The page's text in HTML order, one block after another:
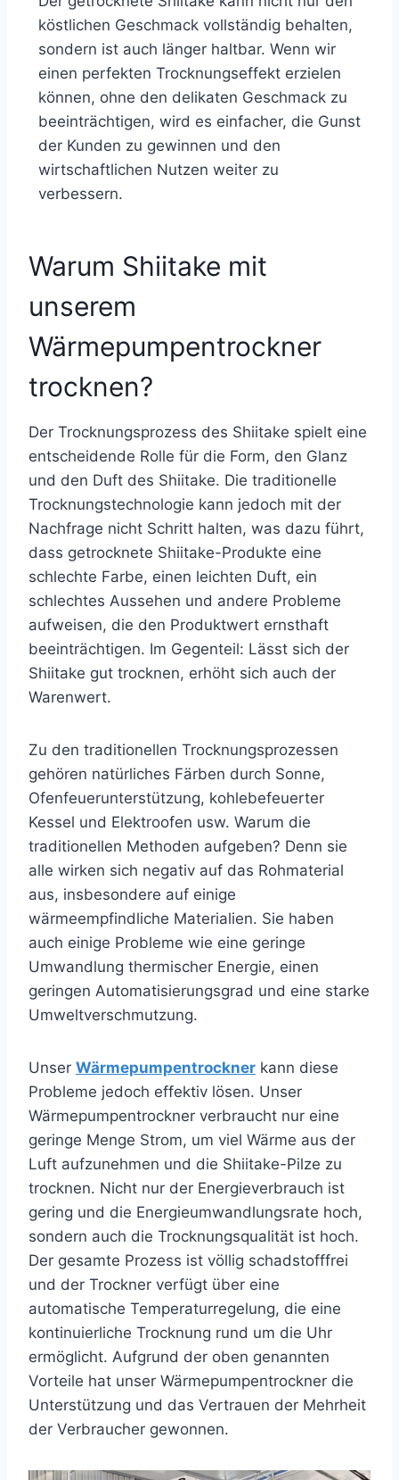
köstlichen Geschmack vollständig behalten,
sondern ist auch länger haltbar. Wenn wir
einen perfekten Trocknungseffekt erzielen
können, ohne den delikaten Geschmack zu
beeinträchtigen, wird es einfacher, die Gunst
der Kunden zu gewinnen und den
wirtschaftlichen Nutzen weiter zu
verbessern.
Warum Shiitake mit
unserem
Wärmepumpentrockner
trocknen?
Der Trocknungsprozess des Shiitake spielt eine
entscheidende Rolle für die Form, den Glanz
und den Duft des Shiitake. Die traditionelle
Trocknungstechnologie kann jedoch mit der
Nachfrage nicht Schritt halten, was dazu führt,
dass getrocknete Shiitake-Produkte eine
schlechte Farbe, einen leichten Duft, ein
schlechtes Aussehen und andere Probleme
aufweisen, die den Produktwert ernsthaft
beeinträchtigen. Im Gegenteil: Lässt sich der
Shiitake gut trocknen, erhöht sich auch der
Warenwert.
Zu den traditionellen Trocknungsprozessen
gehören natürliches Färben durch Sonne,
Ofenfeuerunterstützung, kohlebefeuerter
Kessel und Elektroofen usw. Warum die
traditionellen Methoden aufgeben? Denn sie
alle wirken sich negativ auf das Rohmaterial
aus, insbesondere auf einige
wärmeempfindliche Materialien. Sie haben
auch einige Probleme wie eine geringe
Umwandlung thermischer Energie, einen
geringen Automatisierungsgrad und eine starke
Umweltverschmutzung.
Unser Wärmepumpentrockner kann diese
Probleme jedoch effektiv lösen. Unser
Wärmepumpentrockner verbraucht nur eine
geringe Menge Strom, um viel Wärme aus der
Luft aufzunehmen und die Shiitake-Pilze zu
trocknen. Nicht nur der Energieverbrauch ist
gering und die Energieumwandlungsrate hoch,
sondern auch die Trocknungsqualität ist hoch.
Der gesamte Prozess ist völlig schadstofffrei
und der Trockner verfügt über eine
automatische Temperaturregelung, die eine
kontinuierliche Trocknung rund um die Uhr
ermöglicht. Aufgrund der oben genannten
Vorteile hat unser Wärmepumpentrockner die
Unterstützung und das Vertrauen der Mehrheit
der Verbraucher gewonnen.